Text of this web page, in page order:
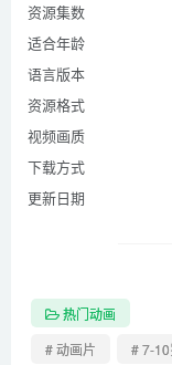
资源集数
适合年龄
语言版本
资源格式
视频画质
下载方式
更新日期
热门动画
# 动画片
# 7-10